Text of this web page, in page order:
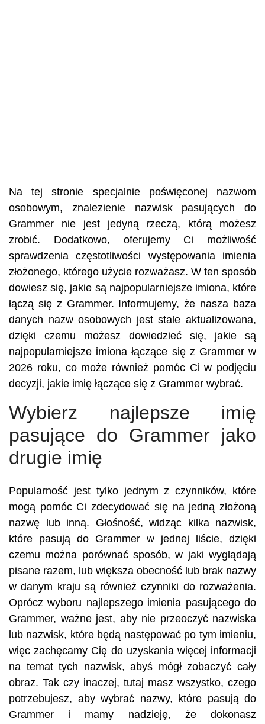
Na tej stronie specjalnie poświęconej nazwom
osobowym, znalezienie nazwisk pasujących do
Grammer nie jest jedyną rzeczą, którą możesz
zrobić. Dodatkowo, oferujemy Ci możliwość
sprawdzenia częstotliwości występowania imienia
złożonego, którego użycie rozważasz. W ten sposób
dowiesz się, jakie są najpopularniejsze imiona, które
łączą się z Grammer. Informujemy, że nasza baza
danych nazw osobowych jest stale aktualizowana,
dzięki czemu możesz dowiedzieć się, jakie są
najpopularniejsze imiona łączące się z Grammer w
2026 roku, co może również pomóc Ci w podjęciu
decyzji, jakie imię łączące się z Grammer wybrać.
Wybierz najlepsze imię
pasujące do Grammer jako
drugie imię
Popularność jest tylko jednym z czynników, które
mogą pomóc Ci zdecydować się na jedną złożoną
nazwę lub inną. Głośność, widząc kilka nazwisk,
które pasują do Grammer w jednej liście, dzięki
czemu można porównać sposób, w jaki wyglądają
pisane razem, lub większa obecność lub brak nazwy
w danym kraju są również czynniki do rozważenia.
Oprócz wyboru najlepszego imienia pasującego do
Grammer, ważne jest, aby nie przeoczyć nazwiska
lub nazwisk, które będą następować po tym imieniu,
więc zachęcamy Cię do uzyskania więcej informacji
na temat tych nazwisk, abyś mógł zobaczyć cały
obraz. Tak czy inaczej, tutaj masz wszystko, czego
potrzebujesz, aby wybrać nazwy, które pasują do
Grammer i mamy nadzieję, że dokonasz